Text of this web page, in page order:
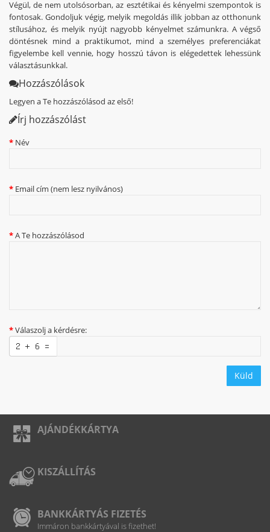
Végül, de nem utolsósorban, az esztétikai és kényelmi szempontok is
fontosak. Gondoljuk végig, melyik megoldás illik jobban az otthonunk
stílusához, és melyik nyújt nagyobb kényelmet számunkra. A végső
döntésnek mind a praktikumot, mind a személyes preferenciákat
figyelembe kell vennie, hogy hosszú távon is elégedettek lehessünk
választásunkkal.
Hozzászólások
Legyen a Te hozzászólásod az első!
Írj hozzászólást
Név
Email cím (nem lesz nyilvános)
A Te hozzászólásod
Válaszolj a kérdésre:
Küld
AJÁNDÉKKÁRTYA
KISZÁLLÍTÁS
BANKKÁRTYÁS FIZETÉS
Immáron bankkártyával is fizethet!